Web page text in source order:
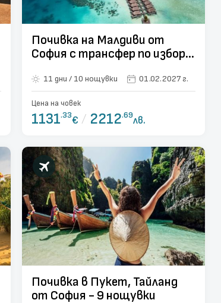
Почивка на Малдиви от
София с трансфер по избор -
11 дни / 10 нощувки 01.02.2027 г.
Цена на човек
1131.33€ / 2212.69лв.
Почивка в Пукет, Тайланд
от София - 9 нощувки